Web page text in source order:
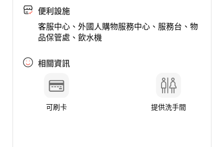
便利設施
客服中心、外國人購物服務中心、服務台、物
品保管處、飲水機
相關資訊
可刷卡 提供洗手間